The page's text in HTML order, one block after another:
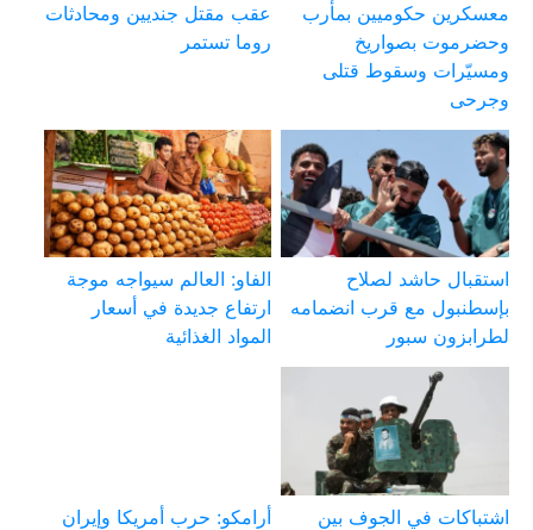
معسكرين حكوميين بمأرب
وحضرموت بصواريخ
ومسيّرات وسقوط قتلى
وجرحى
عقب مقتل جنديين ومحادثات
روما تستمر
استقبال حاشد لصلاح
بإسطنبول مع قرب انضمامه
لطرابزون سبور
الفاو: العالم سيواجه موجة
ارتفاع جديدة في أسعار
المواد الغذائية
اشتباكات في الجوف بين
أرامكو: حرب أمريكا وإيران